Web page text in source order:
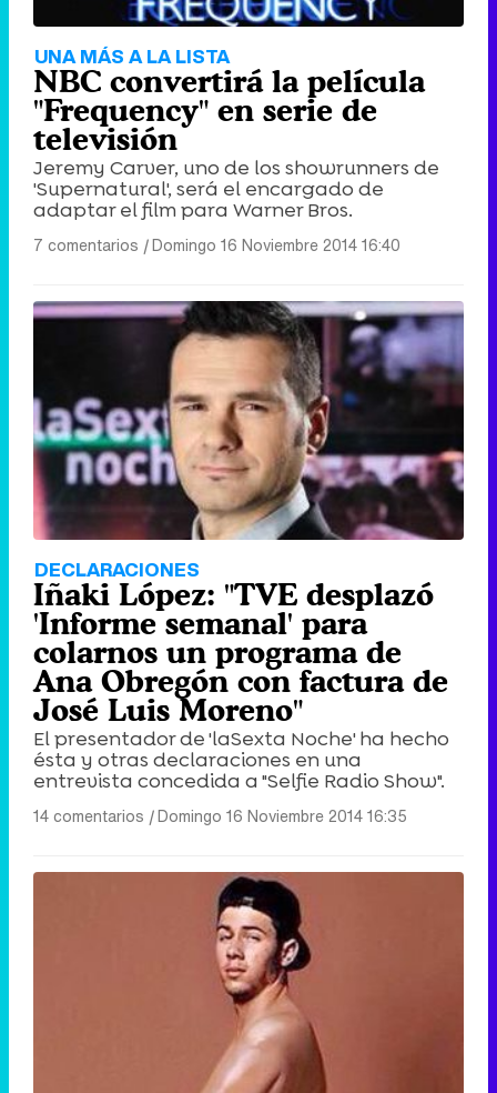
UNA MÁS A LA LISTA
NBC convertirá la película
"Frequency" en serie de
televisión
Jeremy Carver, uno de los showrunners de
'Supernatural', será el encargado de
adaptar el film para Warner Bros.
7 comentarios |Domingo 16 Noviembre 2014 16:40
DECLARACIONES
Iñaki López: "TVE desplazó
'Informe semanal' para
colarnos un programa de
Ana Obregón con factura de
José Luis Moreno"
El presentador de 'laSexta Noche' ha hecho
ésta y otras declaraciones en una
entrevista concedida a "Selfie Radio Show".
14 comentarios |Domingo 16 Noviembre 2014 16:35